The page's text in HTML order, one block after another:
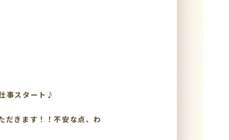
事スタート♪
だきます！！不安な点、わ